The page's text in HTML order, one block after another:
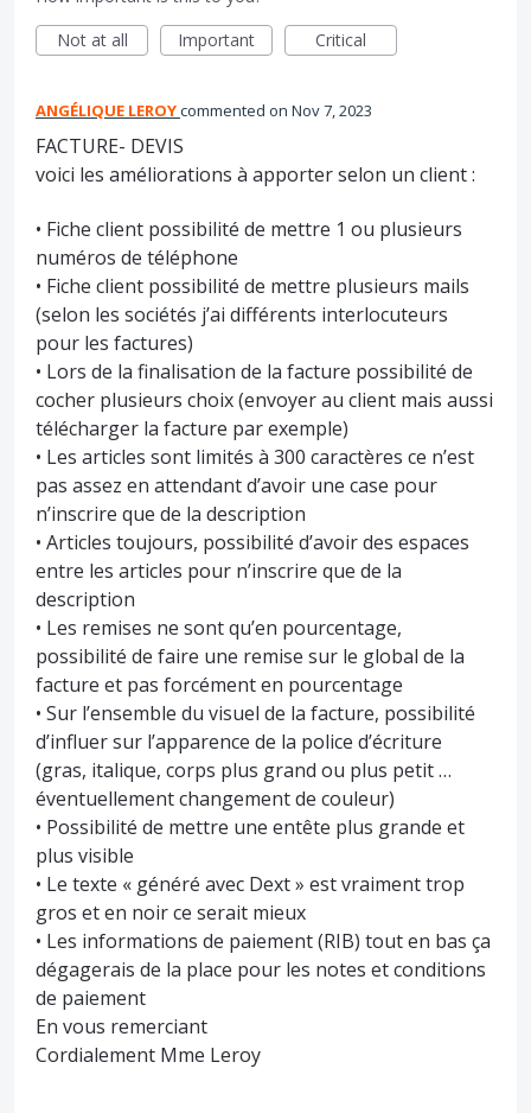
Not at all
Important Critical
ANGÉLIQUE LEROYcommented Nov 7, 2023
FACTURE- DEVIS
voici les améliorations à apporter selon un client :
• Fiche client possibilité de mettre 1 ou plusieurs
numéros de téléphone
• Fiche client possibilité de mettre plusieurs mails
(selon les sociétés j’ai différents interlocuteurs
pour les factures)
• Lors de la finalisation de la facture possibilité de
cocher plusieurs choix (envoyer au client mais aussi
télécharger la facture par exemple)
• Les articles sont limités à 300 caractères ce n’est
pas assez en attendant d’avoir une case pour
n’inscrire que de la description
• Articles toujours, possibilité d’avoir des espaces
entre les articles pour n’inscrire que de la
description
• Les remises ne sont qu’en pourcentage,
possibilité de faire une remise sur le global de la
facture et pas forcément en pourcentage
• Sur l’ensemble du visuel de la facture, possibilité
d’influer sur l’apparence de la police d’écriture
(gras, italique, corps plus grand ou plus petit …
éventuellement changement de couleur)
• Possibilité de mettre une entête plus grande et
plus visible
• Le texte « généré avec Dext » est vraiment trop
gros et en noir ce serait mieux
• Les informations de paiement (RIB) tout en bas ça
dégagerais de la place pour les notes et conditions
de paiement
En vous remerciant
Cordialement Mme Leroy